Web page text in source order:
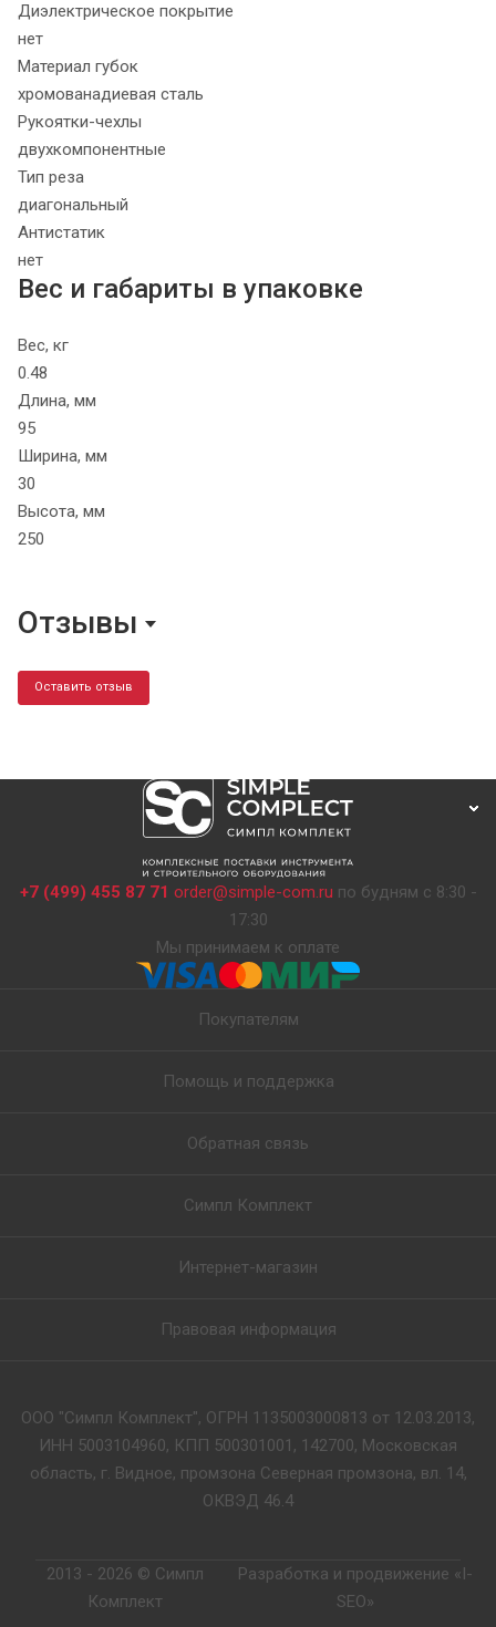
Диэлектрическое покрытие
нет
Материал губок
хромованадиевая сталь
Рукоятки-чехлы
двухкомпонентные
Тип реза
диагональный
Антистатик
нет
Вес и габариты в упаковке
Вес, кг
0.48
Длина, мм
95
Ширина, мм
30
Высота, мм
250
Отзывы
Оставить отзыв
+7 (499) 455 87 71 order@simple-com.ru по будням с 8:30 -
17:30
Мы принимаем к оплате
Покупателям
Помощь и поддержка
Обратная связь
Симпл Комплект
Интернет-магазин
Правовая информация
ООО "Симпл Комплект", ОГРН 1135003000813 от 12.03.2013,
ИНН 5003104960, КПП 500301001, 142700, Московская
область, г. Видное, промзона Северная промзона, вл. 14,
ОКВЭД 46.4
2013 - 2026 © Симпл
Комплект
Разработка и продвижение «I-
SEO»